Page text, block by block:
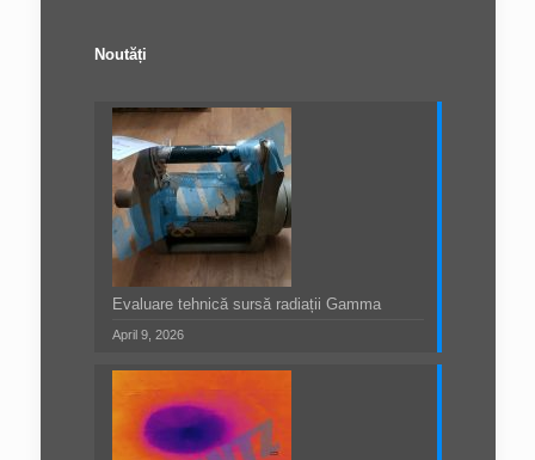
Noutăți
Evaluare tehnică sursă radiații Gamma
April 9, 2026